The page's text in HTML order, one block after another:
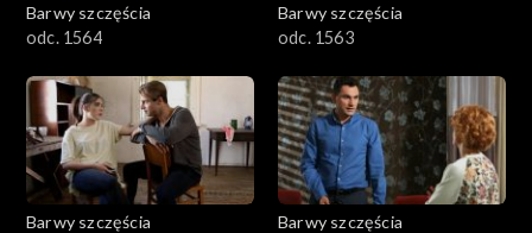
Barwy szczęścia
odc. 1564
Barwy szczęścia
odc. 1563
Barwy szczęścia
Barwy szczęścia